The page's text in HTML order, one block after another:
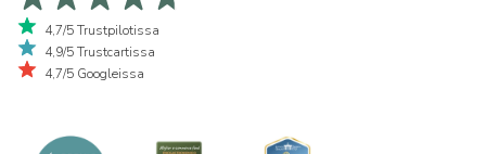
4,7/5 Trustpilotissa
4,9/5 Trustcartissa
4,7/5 Googleissa